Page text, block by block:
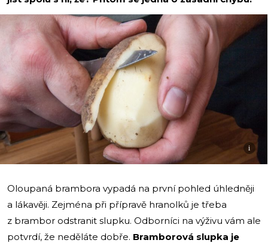
i
Oloupaná brambora vypadá na první pohled úhledněji
a lákavěji. Zejména při přípravě hranolků je třeba
z brambor odstranit slupku. Odborníci na výživu vám ale
potvrdí, že neděláte dobře. Bramborová slupka je